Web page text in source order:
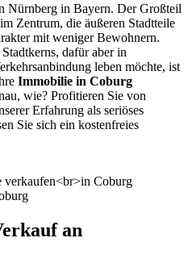
Nürnberg in Bayern. Der Großteil
Zentrum, die äußeren Stadtteile
mit weniger Bewohnern.
dafür aber in
leben möchte, ist
Immobilie in Coburg
wie? Profitieren Sie von
Erfahrung als seriöses
Sie sich ein kostenfreies
an